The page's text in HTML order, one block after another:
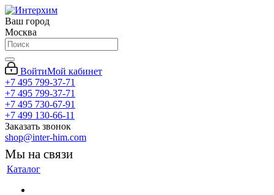
Ваш город
Москва
ВойтиМой кабинет
+7 495 799-37-71
+7 495 799-37-71
+7 495 730-67-91
+7 499 130-66-11
Заказать звонок
shop@inter-him.com
Мы на связи
Каталог